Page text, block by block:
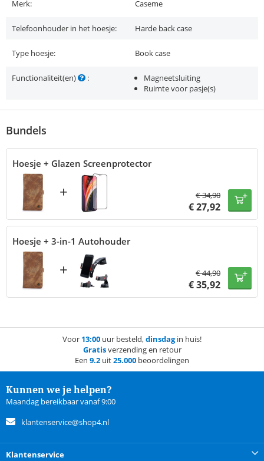
Merk: Caseme
Telefoonhouder in het hoesje: Harde back case
Type hoesje: Book case
Functionaliteit(en) :
Magneetsluiting
Ruimte voor pasje(s)
Bundels
Hoesje + Glazen Screenprotector
+ €34,90
€27,92
Hoesje + 3-in-1 Autohouder
+ €44,90
€35,92
Voor 13:00 uur besteld,dinsdagin huis!
Gratisverzending en retour
Een 9.2 uit25.000 beoordelingen
Kunnen we je helpen?
Maandag bereikbaar vanaf 9:00
klantenservice@shop4.nl
Klantenservice